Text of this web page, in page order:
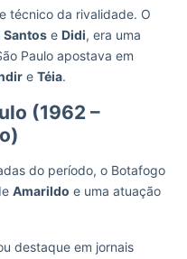
técnico da rivalidade. O
Santos e Didi, era uma
Paulo apostava em
e Téia.
(1962 –
do período, o Botafogo
Amarildo e uma atuação
destaque em jornais